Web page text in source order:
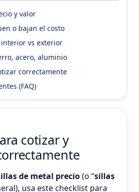
y valor
o bajan el costo
interior vs exterior
acero, aluminio
correctamente
(FAQ)
cotizar y
de metal precio(o “sillas
usa este checklist para